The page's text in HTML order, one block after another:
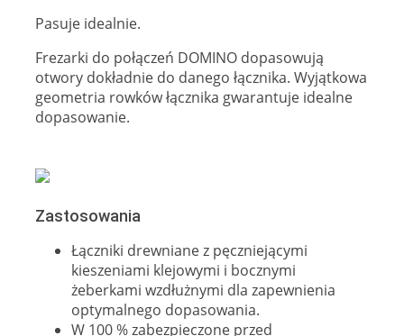
Pasuje idealnie.
Frezarki do połączeń DOMINO dopasowują
otwory dokładnie do danego łącznika. Wyjątkowa
geometria rowków łącznika gwarantuje idealne
dopasowanie.
Zastosowania
Łączniki drewniane z pęczniejącymi
kieszeniami klejowymi i bocznymi
żeberkami wzdłużnymi dla zapewnienia
optymalnego dopasowania.
W 100 % zabezpieczone przed